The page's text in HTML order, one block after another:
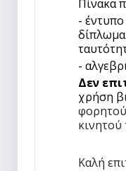
Πίνακα
- έ
-
Δεν
χρήση
Καλή